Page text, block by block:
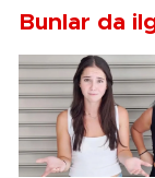
Bunlar da